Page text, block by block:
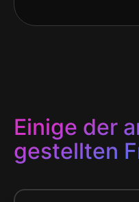
Einige der
gestellten